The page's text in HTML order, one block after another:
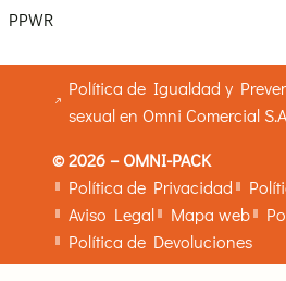
PPWR
Política de Igualdad y
sexual en Omni Comercial S.A
© 2026 – OMNI-PACK
Política de Privacidad
Aviso Legal
Mapa web
Política de Devoluciones